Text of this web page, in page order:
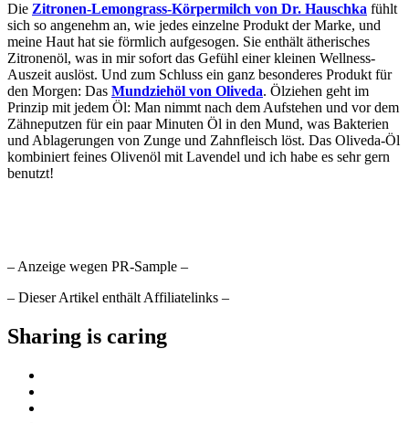
Die Zitronen-Lemongrass-Körpermilch von Dr. Hauschka fühlt
sich so angenehm an, wie jedes einzelne Produkt der Marke, und
meine Haut hat sie förmlich aufgesogen. Sie enthält ätherisches
Zitronenöl, was in mir sofort das Gefühl einer kleinen Wellness-
Auszeit auslöst. Und zum Schluss ein ganz besonderes Produkt für
den Morgen: Das Mundziehöl von Oliveda. Ölziehen geht im
Prinzip mit jedem Öl: Man nimmt nach dem Aufstehen und vor dem
Zähneputzen für ein paar Minuten Öl in den Mund, was Bakterien
und Ablagerungen von Zunge und Zahnfleisch löst. Das Oliveda-Öl
kombiniert feines Olivenöl mit Lavendel und ich habe es sehr gern
benutzt!
– Anzeige wegen PR-Sample –
– Dieser Artikel enthält Affiliatelinks –
Sharing is caring